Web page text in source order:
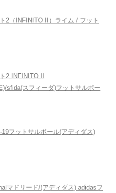
2（INFINITO II）ライム / フット
2 INFINITO II
sfida(スフィーダ)フットサルボー
19フットサルボール(アディダス)
マドリード/(アディダス) adidasフ